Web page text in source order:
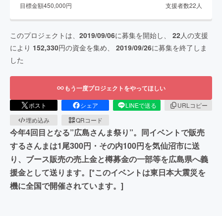
目標金額450,000円 支援者数22 人
このプロジェクトは、 2019/09/06に募集を開始し、 22人の支援
により 152,330円の資金を集め、 2019/09/26に募集を終了しま
した
もう一度プロジェクトをやってほしい
ポスト シェア LINEで送る
URLコピー
埋め込み
QRコード
今年4回目となる”広島さんま祭り”。同イベントで販売
するさんまは1尾300円・その内100円を気仙沼市に送
り、ブース販売の売上金と樽募金の一部等を広島県へ義
援金として送ります。[*このイベントは東日本大震災を
機に全国で開催されています。]